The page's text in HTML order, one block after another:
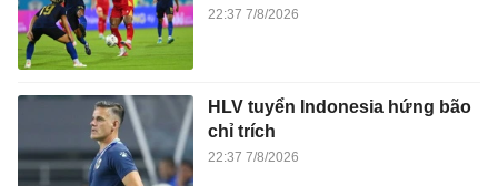
22:37 7/8/2026
HLV tuyển Indonesia hứng bão
chỉ trích
22:37 7/8/2026